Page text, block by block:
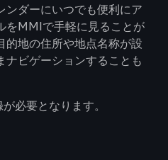
ンダーにいつでも便利にア
をMMIで手軽に見ることが
的地の住所や地点名称が設
ナビゲーションすることも
必要となります。